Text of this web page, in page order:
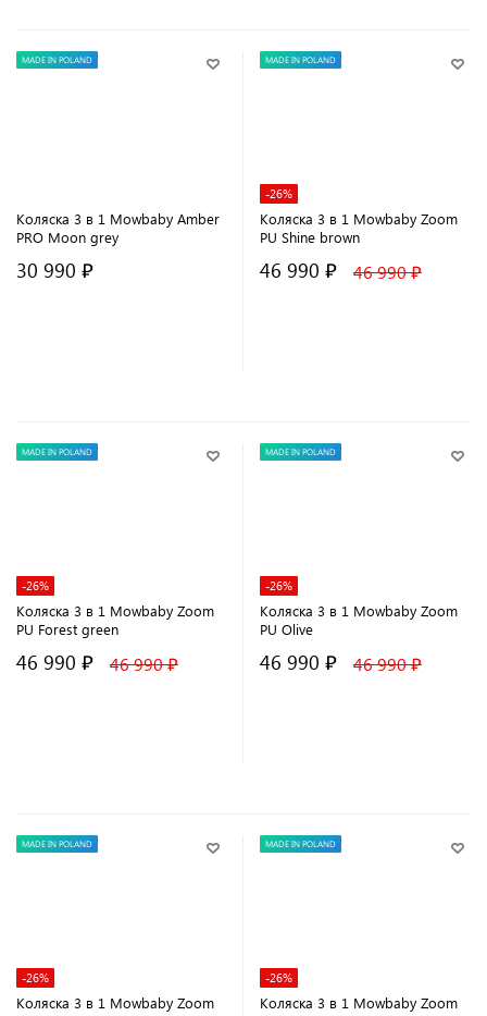
MADE IN POLAND
Коляска 3 в 1 Mowbaby Amber
PRO Moon grey
30 990 ₽
MADE IN POLAND
-26%
Коляска 3 в 1 Mowbaby Zoom
PU Shine brown
46 990 ₽ 46 990 ₽
MADE IN POLAND
-26%
Коляска 3 в 1 Mowbaby Zoom
PU Forest green
46 990 ₽ 46 990 ₽
MADE IN POLAND
-26%
Коляска 3 в 1 Mowbaby Zoom
PU Olive
46 990 ₽ 46 990 ₽
MADE IN POLAND
-26%
Коляска 3 в 1 Mowbaby Zoom
MADE IN POLAND
-26%
Коляска 3 в 1 Mowbaby Zoom